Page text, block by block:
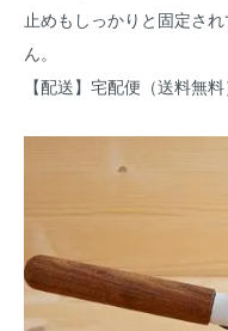
止めもしっかりと固定さ
ん。
【配送】宅配便（送料無料